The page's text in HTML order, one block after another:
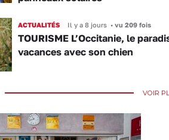
ACTUALITÉS Il y a 8 jours •vu 209 fois
TOURISME L’Occitanie, le
vacances avec son chien
VOIR